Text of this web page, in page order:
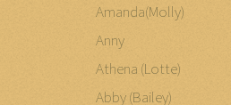
Amanda(Molly)
Anny
Athena (Lotte)
Abby (Bailey)